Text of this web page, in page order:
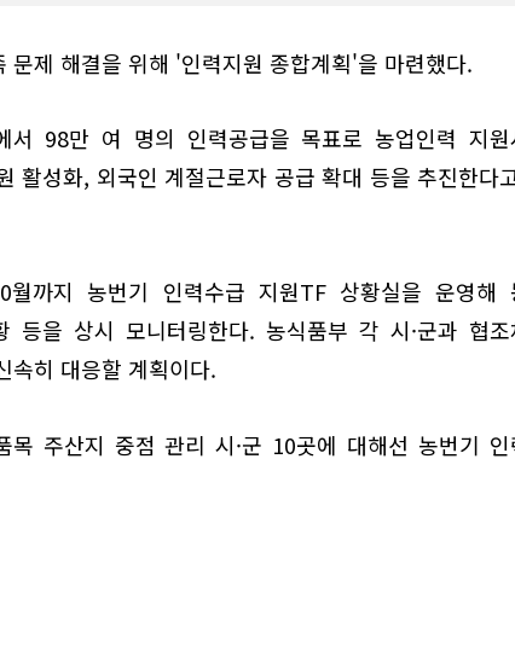
문제 해결을 위해 '인력지원 종합계획'을 마련했다.
서 98만 여 명의 인력공급을 목표로 농업인력 지원
활성화, 외국인 계절근로자 공급 확대 등을 추진한다
까지 농번기 인력수급 지원TF 상황실을 운영해
등을 상시 모니터링한다. 농식품부 각 시·군과 협조
속히 대응할 계획이다.
주산지 중점 관리 시·군 10곳에 대해선 농번기 인